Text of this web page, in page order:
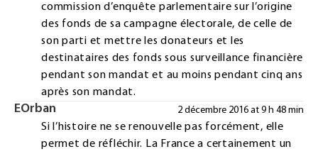
commission d’enquête parlementaire sur l’origine
des fonds de sa campagne électorale, de celle de
son parti et mettre les donateurs et les
destinataires des fonds sous surveillance financière
pendant son mandat et au moins pendant cinq ans
après son mandat.
EOrban 2 décembre 2016 at 9 h 48 min
Si l’histoire ne se renouvelle pas forcément, elle
permet de réfléchir. La France a certainement un